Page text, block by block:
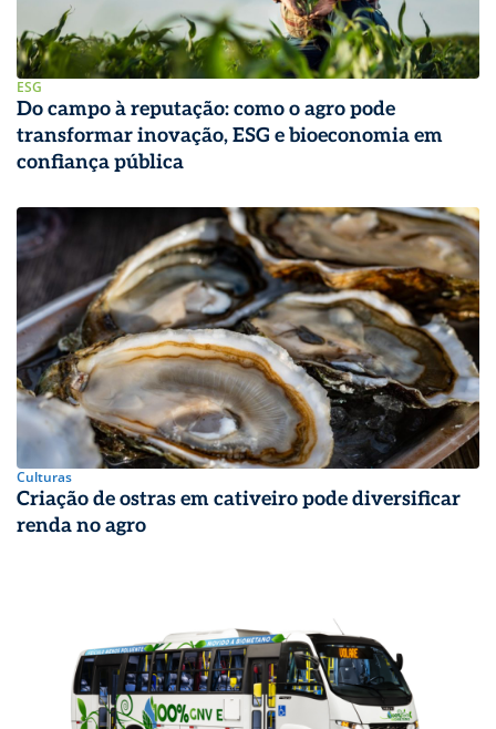
ESG
Do campo à reputação: como o agro pode
transformar inovação, ESG e bioeconomia em
confiança pública
Culturas
Criação de ostras em cativeiro pode diversificar
renda no agro